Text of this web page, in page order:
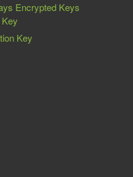
Encrypted Keys
Key